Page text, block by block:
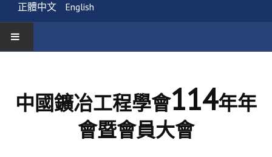
正體中文 English
最新消息
中國鑛冶工程學會114年年
會暨會員大會